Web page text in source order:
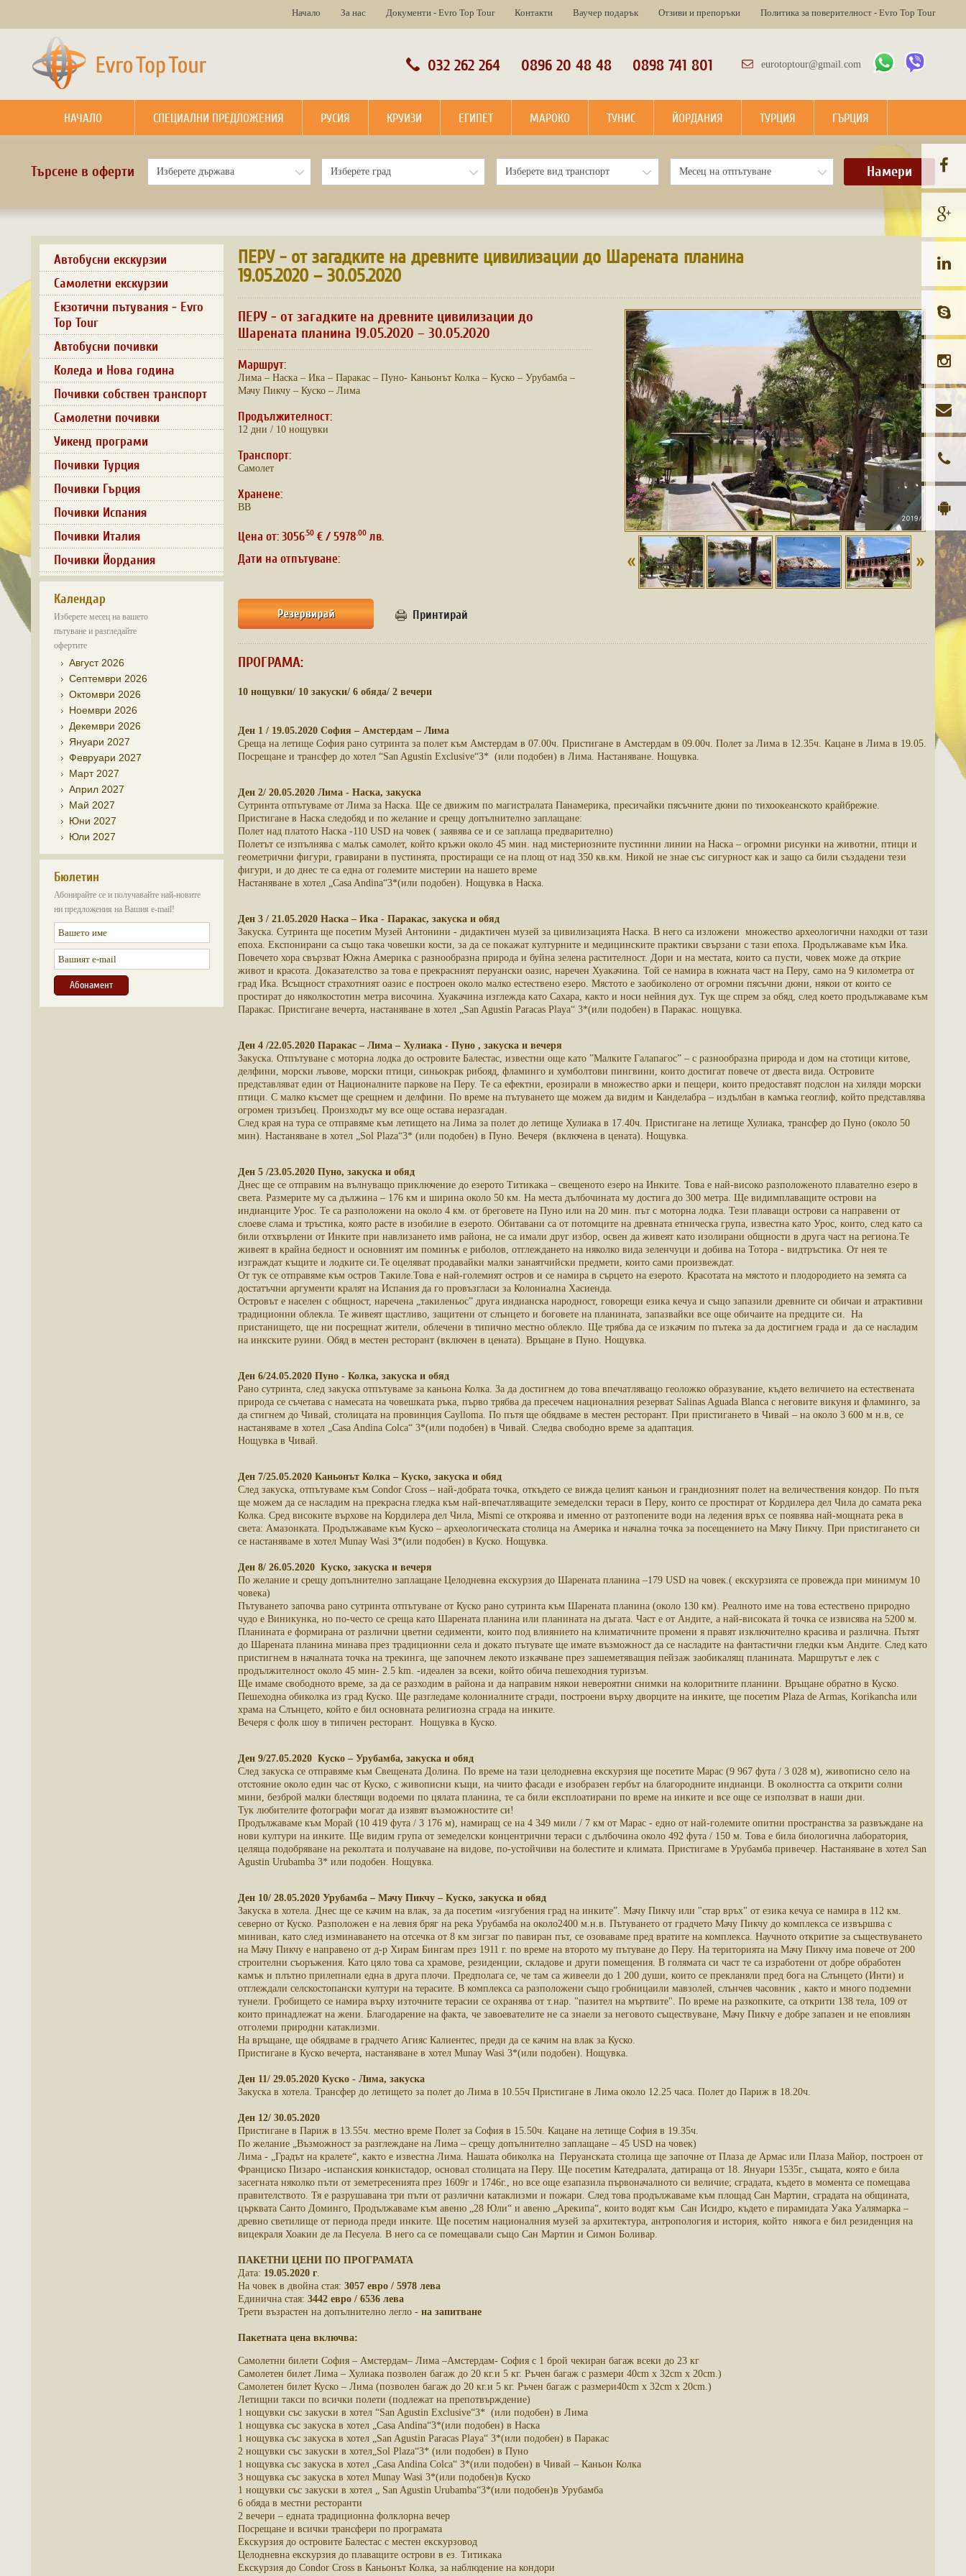
Начало За нас Документи - Evro Top Tour Контакти Ваучер подарък Отзиви и препоръки Политика за поверителност - Evro Top Tour
032 262 264 0896 20 48 48 0898 741 801 eurotoptour@gmail.com
НАЧАЛО СПЕЦИАЛНИ ПРЕДЛОЖЕНИЯ РУСИЯ КРУИЗИ ЕГИПЕТ МАРОКО ТУНИС ЙОРДАНИЯ ТУРЦИЯ ГЪРЦИЯ
Търсене в оферти Намери
Автобусни екскурзии
Самолетни екскурзии
Екзотични пътувания - Evro
Top Tour
Автобусни почивки
Коледа и Нова година
Почивки собствен транспорт
Самолетни почивки
Уикенд програми
Почивки Турция
Почивки Гърция
Почивки Испания
Почивки Италия
Почивки Йордания
Календар
Изберете месец на вашето
пътуване и разгледайте
офертите
Август 2026
Септември 2026
Октомври 2026
Ноември 2026
Декември 2026
Януари 2027
Февруари 2027
Март 2027
Април 2027
Май 2027
Юни 2027
Юли 2027
Бюлетин
Абонирайте се и получавайте най-новите
ни предложения на Вашия e-mail!
ПЕРУ - от загадките на древните цивилизации до Шарената планина
19.05.2020 – 30.05.2020
ПЕРУ - от загадките на древните цивилизации до
Шарената планина 19.05.2020 – 30.05.2020
Маршрут:
Лима – Наска – Ика – Паракас – Пуно- Каньонът Колка – Куско – Урубамба –
Мачу Пикчу – Куско – Лима
Продължителност:
12 дни / 10 нощувки
Транспорт:
Самолет
Хранене:
BB
Цена от: 3056.50 € / 5978.00 лв.
Дати на отпътуване:
Принтирай
ПРОГРАМА:
10 нощувки/ 10 закуски/ 6 обяда/ 2 вечери
Ден 1 / 19.05.2020 София – Амстердам – Лима
Среща на летище София рано сутринта за полет към Амстердам в 07.00ч. Пристигане в Амстердам в 09.00ч. Полет за Лима в 12.35ч. Кацане в Лима в 19.05.
Посрещане и трансфер до хотел “San Agustin Exclusive“3* (или подобен) в Лима. Настаняване. Нощувка.
Ден 2/ 20.05.2020 Лима - Наска, закуска
Сутринта отпътуваме от Лима за Наска. Ще се движим по магистралата Панамерика, пресичайки пясъчните дюни по тихоокеанското крайбрежие.
Пристигане в Наска следобяд и по желание и срещу допълнително заплащане:
Полет над платото Наска -110 USD на човек ( заявява се и се заплаща предварително)
Полетът се изпълнява с малък самолет, който кръжи около 45 мин. над мистериозните пустинни линии на Наска – огромни рисунки на животни, птици и
геометрични фигури, гравирани в пустинята, простиращи се на площ от над 350 кв.км. Никой не знае със сигурност как и защо са били създадени тези
фигури, и до днес те са една от големите мистерии на нашето време
Настаняване в хотел „Casa Andina“3*(или подобен). Нощувка в Наска.
Ден 3 / 21.05.2020 Наска – Ика - Паракас, закуска и обяд
Закуска. Сутринта ще посетим Музей Антонини - дидактичен музей за цивилизацията Наска. В него са изложени множество археологични находки от тази
епоха. Експонирани са също така човешки кости, за да се покажат културните и медицинските практики свързани с тази епоха. Продължаваме към Ика.
Повечето хора свързват Южна Америка с разнообразна природа и буйна зелена растителност. Дори и на местата, които са пусти, човек може да открие
живот и красота. Доказателство за това е прекрасният перуански оазис, наречен Хуакачина. Той се намира в южната част на Перу, само на 9 километра от
град Ика. Всъщност страхотният оазис е построен около малко естествено езеро. Мястото е заобиколено от огромни пясъчни дюни, някои от които се
простират до няколкостотин метра височина. Хуакачина изглежда като Сахара, както и носи нейния дух. Тук ще спрем за обяд, след което продължаваме към
Паракас. Пристигане вечерта, настаняване в хотел „San Agustin Paracas Playa“ 3*(или подобен) в Паракас. нощувка.
Ден 4 /22.05.2020 Паракас – Лима – Хулиака - Пуно , закуска и вечеря
Закуска. Отпътуване с моторна лодка до островите Балестас, известни още като ”Малките Галапагос” – с разнообразна природа и дом на стотици китове,
делфини, морски лъвове, морски птици, синьокрак рибояд, фламинго и хумболтови пингвини, които достигат повече от двеста вида. Островите
представляват един от Националните паркове на Перу. Те са ефектни, ерозирали в множество арки и пещери, които предоставят подслон на хиляди морски
птици. С малко късмет ще срещнем и делфини. По време на пътуването ще можем да видим и Канделабра – издълбан в камъка геоглиф, който представлява
огромен тризъбец. Произходът му все още остава неразгадан.
След края на тура се отправяме към летището на Лима за полет до летище Хулиака в 17.40ч. Пристигане на летище Хулиака, трансфер до Пуно (около 50
мин). Настаняване в хотел „Sol Plaza“3* (или подобен) в Пуно. Вечеря (включена в цената). Нощувка.
Ден 5 /23.05.2020 Пуно, закуска и обяд
Днес ще се отправим на вълнуващо приключение до езерото Титикака – свещеното езеро на Инките. Това е най-високо разположеното плавателно езеро в
света. Размерите му са дължина – 176 км и ширина около 50 км. На места дълбочината му достига до 300 метра. Ще видимплаващите острови на
индианците Урос. Те са разположени на около 4 км. от бреговете на Пуно или на 20 мин. път с моторна лодка. Тези плаващи острови са направени от
слоеве слама и тръстика, която расте в изобилие в езерото. Обитавани са от потомците на древната етническа група, известна като Урос, които, след като са
били отхвърлени от Инките при навлизането имв района, не са имали друг избор, освен да живеят като изолирани общности в друга част на региона.Те
живеят в крайна бедност и основният им поминък е риболов, отглеждането на няколко вида зеленчуци и добива на Тотора - видтръстика. От нея те
изграждат къщите и лодките си.Те оцеляват продавайки малки занаятчийски предмети, които сами произвеждат.
От тук се отправяме към остров Такиле.Това е най-големият остров и се намира в сърцето на езерото. Красотата на мястото и плодородието на земята са
достатъчни аргументи кралят на Испания да го провъзгласи за Колониална Хасиенда.
Островът е населен с общност, наречена „такиленьос” друга индианска народност, говорещи езика кечуа и също запазили древните си обичаи и атрактивни
традиционни облекла. Те живеят щастливо, защитени от слънцето и боговете на планината, запазвайки все още обичаите на предците си. На
пристанището, ще ни посрещнат жители, облечени в типично местно облекло. Ще трябва да се изкачим по пътека за да достигнем града и да се насладим
на инкските руини. Обяд в местен ресторант (включен в цената). Връщане в Пуно. Нощувка.
Ден 6/24.05.2020 Пуно - Колка, закуска и обяд
Рано сутринта, след закуска отпътуваме за каньона Колка. За да достигнем до това впечатляващо геоложко образувание, където величието на естествената
природа се съчетава с намесата на човешката ръка, първо трябва да пресечем националния резерват Salinas Aguada Blanca с неговите викуня и фламинго, за
да стигнем до Чивай, столицата на провинция Caylloma. По пътя ще обядваме в местен ресторант. При пристигането в Чивай – на около 3 600 м н.в, се
настаняваме в хотел „Casa Andina Colca“ 3*(или подобен) в Чивай. Следва свободно време за адаптация.
Нощувка в Чивай.
Ден 7/25.05.2020 Каньонът Колка – Куско, закуска и обяд
След закуска, отпътуваме към Condor Cross – най-добрата точка, откъдето се вижда целият каньон и грандиозният полет на величествения кондор. По пътя
ще можем да се насладим на прекрасна гледка към най-впечатляващите земеделски тераси в Перу, които се простират от Кордилера дел Чила до самата река
Колка. Сред високите върхове на Кордилера дел Чила, Mismi се откроява и именно от разтопените води на ледения връх се появява най-мощната река в
света: Амазонката. Продължаваме към Куско – археологическата столица на Америка и начална точка за посещението на Мачу Пикчу. При пристигането си
се настаняваме в хотел Munay Wasi 3*(или подобен) в Куско. Нощувка.
Ден 8/ 26.05.2020 Куско, закуска и вечеря
По желание и срещу допълнително заплащане Целодневна екскурзия до Шарената планина –179 USD на човек.( екскурзията се провежда при минимум 10
човека)
Пътуването започва рано сутринта отпътуване от Куско рано сутринта към Шарената планина (около 130 км). Реалното име на това естествено природно
чудо е Виникунка, но по-често се среща като Шарената планина или планината на дъгата. Част е от Андите, а най-високата й точка се извисява на 5200 м.
Планината е формирана от различни цветни седименти, които под влиянието на климатичните промени я правят изключително красива и различна. Пътят
до Шарената планина минава през традиционни села и докато пътувате ще имате възможност да се насладите на фантастични гледки към Андите. След като
пристигнем в началната точка на трекинга, ще започнем лекото изкачване през зашеметяващия пейзаж заобикалящ планината. Маршрутът е лек с
продължителност около 45 мин- 2.5 km. -идеален за всеки, който обича пешеходния туризъм.
Ще имаме свободното време, за да се разходим в района и да направим някои невероятни снимки на колоритните планини. Връщане обратно в Куско.
Пешеходна обиколка из град Куско. Ще разгледаме колониалните сгради, построени върху дворците на инките, ще посетим Plaza de Armas, Korikancha или
храма на Слънцето, който е бил основната религиозна сграда на инките.
Вечеря с фолк шоу в типичен ресторант. Нощувка в Куско.
Ден 9/27.05.2020 Куско – Урубамба, закуска и обяд
След закуска се отправяме към Свещената Долина. По време на тази целодневна екскурзия ще посетите Марас (9 967 фута / 3 028 м), живописно село на
отстояние около един час от Куско, с живописни къщи, на чиито фасади е изобразен гербът на благородните индианци. В околността са открити солни
мини, безброй малки блестящи водоеми по цялата планина, те са били експлоатирани по време на инките и все още се използват в наши дни.
Тук любителите фотографи могат да изявят възможностите си!
Продължаваме към Морай (10 419 фута / 3 176 м), намиращ се на 4 349 мили / 7 км от Марас - едно от най-големите опитни пространства за развъждане на
нови култури на инките. Ще видим група от земеделски концентрични тераси с дълбочина около 492 фута / 150 м. Това е била биологична лаборатория,
целяща подобряване на реколтата и получаване на видове, по-устойчиви на болестите и климата. Пристигаме в Урубамба привечер. Настаняване в хотел San
Agustin Urubamba 3* или подобен. Нощувка.
Ден 10/ 28.05.2020 Урубамба – Мачу Пикчу – Куско, закуска и обяд
Закуска в хотела. Днес ще се качим на влак, за да посетим «изгубения град на инките”. Мачу Пикчу или "стар връх" от езика кечуа се намира в 112 км.
северно от Куско. Разположен е на левия бряг на река Урубамба на около2400 м.н.в. Пътуването от градчето Мачу Пикчу до комплекса се извършва с
миниван, като след изминаването на отсечка от 8 км зигзаг по павиран път, се озоваваме пред вратите на комплекса. Научното откритие за съществуването
на Мачу Пикчу е направено от д-р Хирам Бингам през 1911 г. по време на второто му пътуване до Перу. На територията на Мачу Пикчу има повече от 200
строителни съоръжения. Като цяло това са храмове, резиденции, складове и други помещения. В голямата си част те са изработени от добре обработен
камък и плътно прилепнали една в друга плочи. Предполага се, че там са живеели до 1 200 души, които се прекланяли пред бога на Слънцето (Инти) и
отглеждали селскостопански култури на терасите. В комплекса са разположени също гробницаили мавзолей, слънчев часовник , както и много подземни
тунели. Гробището се намира върху източните терасии се охранява от т.нар. "пазител на мъртвите". По време на разкопките, са открити 138 тела, 109 от
които принадлежат на жени. Благодарение на факта, че завоевателите не са знаели за неговото съществуване, Мачу Пикчу е добре запазен и не еповлиян
отголеми природни катаклизми.
На връщане, ще обядваме в градчето Агияс Калиентес, преди да се качим на влак за Куско.
Пристигане в Куско вечерта, настаняване в хотел Munay Wasi 3*(или подобен). Нощувка.
Ден 11/ 29.05.2020 Куско - Лима, закуска
Закуска в хотела. Трансфер до летището за полет до Лима в 10.55ч Пристигане в Лима около 12.25 часа. Полет до Париж в 18.20ч.
Ден 12/ 30.05.2020
Пристигане в Париж в 13.55ч. местно време Полет за София в 15.50ч. Кацане на летище София в 19.35ч.
По желание „Възможност за разглеждане на Лима – срещу допълнително заплащане – 45 USD на човек)
Лима - „Градът на кралете“, както е известна Лима. Нашата обиколка на Перуанската столица ще започне от Плаза де Армас или Плаза Майор, построен от
Франциско Пизаро -испанския конкистадор, основал столицата на Перу. Ще посетим Катедралата, датираща от 18. Януари 1535г., същата, която е била
засегната няколко пъти от земетресенията през 1609г и 1746г., но все още eзапазила първоначалното си величие; сградата, където в момента се помещава
правителството. Тя е разрушавана три пъти от различни катаклизми и пожари. След това продължаваме към площад Сан Мартин, сградата на общината,
църквата Санто Доминго, Продължаваме към авеню „28 Юли“ и авеню „Арекипа“, които водят към Сан Исидро, където е пирамидата Уака Уалямарка –
древно светилище от периода преди инките. Ще посетим националния музей за архитектура, антропология и история, който някога е бил резиденция на
вицекраля Хоакин де ла Песуела. В него са се помещавали също Сан Мартин и Симон Боливар.
ПАКЕТНИ ЦЕНИ ПО ПРОГРАМАТА
Дата: 19.05.2020 г.
На човек в двойна стая: 3057 евро / 5978 лева
Единична стая: 3442 евро / 6536 лева
Трети възрастен на допълнително легло - на запитване
Пакетната цена включва:
Самолетни билети София – Амстердам– Лима –Амстердам- София с 1 брой чекиран багаж всеки до 23 кг
Самолетен билет Лима – Хулиака позволен багаж до 20 кг.и 5 кг. Ръчен багаж с размери 40cm x 32cm x 20cm.)
Самолетен билет Куско – Лима (позволен багаж до 20 кг.и 5 кг. Ръчен багаж с размери40cm x 32cm x 20cm.)
Летищни такси по всички полети (подлежат на препотвърждение)
1 нощувки със закуски в хотел “San Agustin Exclusive“3* (или подобен) в Лима
1 нощувка със закуска в хотел „Casa Andina“3*(или подобен) в Наска
1 нощувка със закуска в хотел „San Agustin Paracas Playa“ 3*(или подобен) в Паракас
2 нощувки със закуски в хотел„Sol Plaza“3* (или подобен) в Пуно
1 нощувка със закуска в хотел „Casa Andina Colca“ 3*(или подобен) в Чивай – Каньон Колка
3 нощувка със закуска в хотел Munay Wasi 3*(или подобен)в Куско
1 нощувки със закуски в хотел „ San Agustin Urubamba“3*(или подобен)в Урубамба
6 обяда в местни ресторанти
2 вечери – едната традиционна фолклорна вечер
Посрещане и всички трансфери по програмата
Екскурзия до островите Балестас с местен екскурзовод
Целодневна екскурзия до плаващите острови в ез. Титикака
Екскурзия до Condor Cross в Каньонът Колка, за наблюдение на кондори